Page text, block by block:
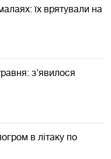
їх врятували на
з'явилося
в літаку по